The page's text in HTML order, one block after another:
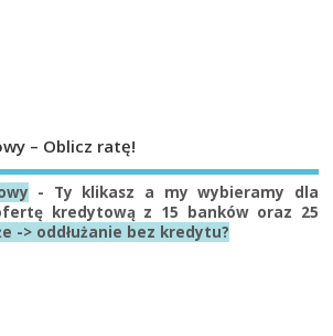
– Oblicz ratę!
- Ty klikasz a my wybieramy dla
kredytową z 15 banków oraz 25
-> oddłużanie bez kredytu?